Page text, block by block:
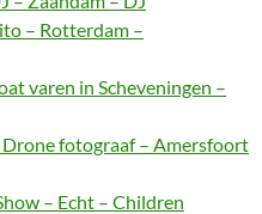
– Rotterdam –
varen in Scheveningen –
fotograaf – Amersfoort
– Echt – Children